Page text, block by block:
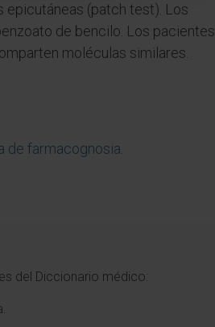
epicutáneas (patch test). Los
de bencilo. Los pacientes
moléculas similares.
de farmacognosia
del Diccionario médico: